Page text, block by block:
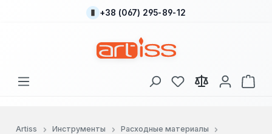
Перейти к основному содержанию
+38 (067) 295-89-12
У вас есть товары
В
Artiss Инструменты
Расходные материалы